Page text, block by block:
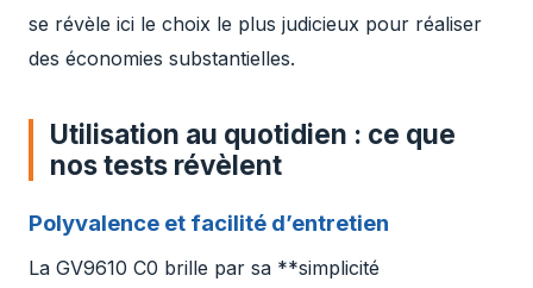
se révèle ici le choix le plus judicieux pour réaliser
des économies substantielles.
Utilisation au quotidien : ce que
nos tests révèlent
Polyvalence et facilité d’entretien
La GV9610 C0 brille par sa **simplicité